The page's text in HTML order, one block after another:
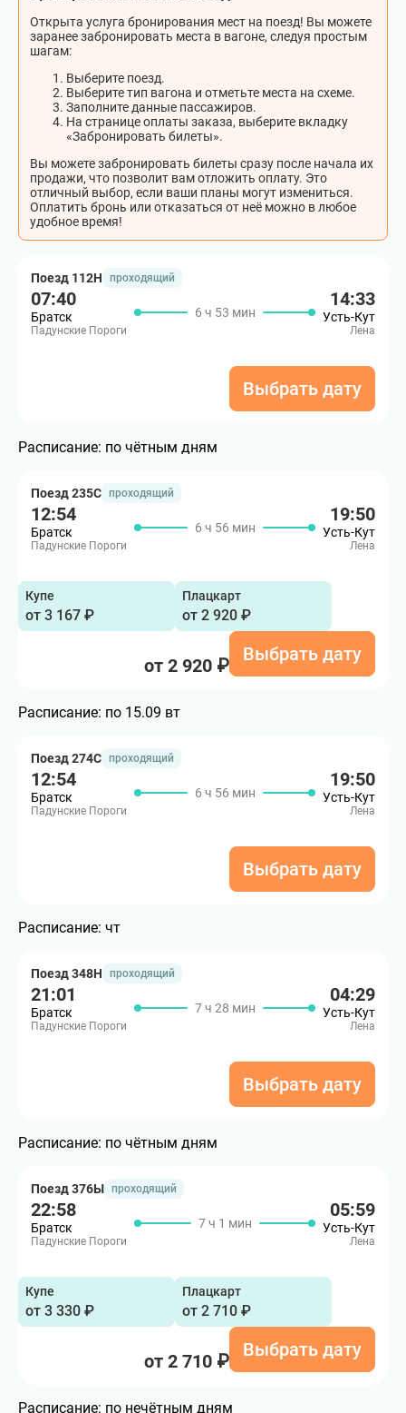
Открыта услуга бронирования мест на поезд! Вы можете
заранее забронировать места в вагоне, следуя простым
шагам:
Выберите поезд.
Выберите тип вагона и отметьте места на схеме.
Заполните данные пассажиров.
На странице оплаты заказа, выберите вкладку
«Забронировать билеты».
Вы можете забронировать билеты сразу после начала их
продажи, что позволит вам отложить оплату. Это
отличный выбор, если ваши планы могут измениться.
Оплатить бронь или отказаться от неё можно в любое
удобное время!
Поезд 112Н проходящий
07:40
Братск
Падунские Пороги
6 ч 53 мин
14:33
Усть-Кут
Лена
Выбрать дату
Расписание: по чётным дням
Поезд 235С проходящий
12:54
Братск
Падунские Пороги
6 ч 56 мин
19:50
Усть-Кут
Лена
Купе
от 3 167 ₽
Плацкарт
от 2 920 ₽
от 2 920 ₽
Выбрать дату
Расписание: по 15.09 вт
Поезд 274С проходящий
12:54
Братск
Падунские Пороги
6 ч 56 мин
19:50
Усть-Кут
Лена
Выбрать дату
Расписание: чт
Поезд 348Н проходящий
21:01
Братск
Падунские Пороги
7 ч 28 мин
04:29
Усть-Кут
Лена
Выбрать дату
Расписание: по чётным дням
Поезд 376Ы проходящий
22:58
Братск
Падунские Пороги
7 ч 1 мин
05:59
Усть-Кут
Лена
Купе
от 3 330 ₽
Плацкарт
от 2 710 ₽
от 2 710 ₽
Выбрать дату
Расписание: по нечётным дням